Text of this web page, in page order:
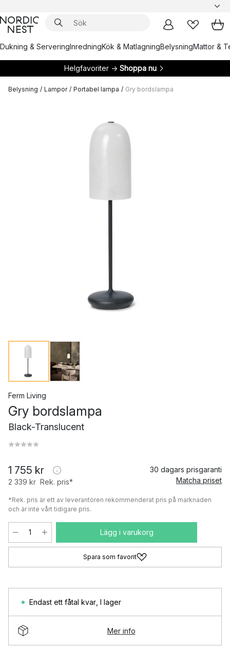
Dukning & ServeringInredningKök & MatlagningBelysningMattor &
Helgfavoriter → Shoppa nu
Belysning / Lampor / Portabel lampa / Gry bordslampa
Ferm Living
Gry bordslampa
Black-Translucent
1 755 kr
2 339 kr Rek. pris*
30 dagars prisgaranti
Matcha priset
*Rek. pris är ett av leverantören rekommenderat pris på marknaden
och är inte vårt tidigare pris.
Lägg i varukorg
Spara som favorit
Endast ett fåtal kvar I lager
Mer info